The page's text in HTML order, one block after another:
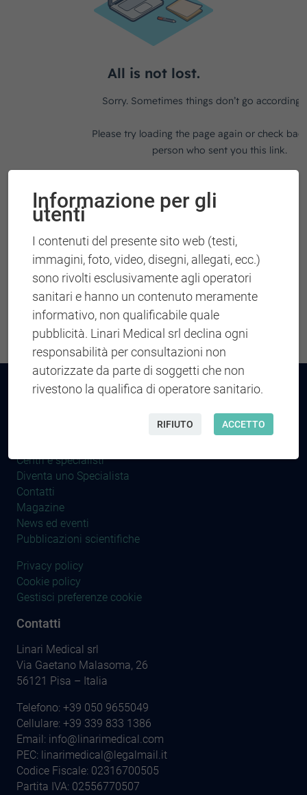
Linari Medical
Centri e specialisti
Diventa uno Specialista
Contatti
Magazine
News ed eventi
Pubblicazioni scientifiche
Privacy policy
Cookie policy
Gestisci preferenze cookie
Contatti
Linari Medical srl
Via Gaetano Malasoma, 26
56121 Pisa – Italia
Telefono: +39 050 9655049
Cellulare: +39 339 833 1386
Email: info@linarimedical.com
PEC: linarimedical@legalmail.it
Codice Fiscale: 02316700505
Partita IVA: 02556770507
Informazione per gli
utenti
I contenuti del presente sito web (testi,
immagini, foto, video, disegni, allegati, ecc.)
sono rivolti esclusivamente agli operatori
sanitari e hanno un contenuto meramente
informativo, non qualificabile quale
pubblicità. Linari Medical srl declina ogni
responsabilità per consultazioni non
autorizzate da parte di soggetti che non
rivestono la qualifica di operatore sanitario.
RIFIUTO ACCETTO